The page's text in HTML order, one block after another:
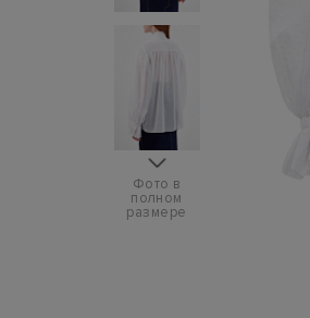
Фото в
полном
размере